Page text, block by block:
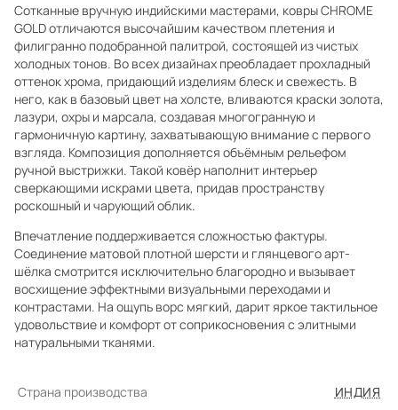
Сотканные вручную индийскими мастерами, ковры CHROME
GOLD отличаются высочайшим качеством плетения и
филигранно подобранной палитрой, состоящей из чистых
холодных тонов. Во всех дизайнах преобладает прохладный
оттенок хрома, придающий изделиям блеск и свежесть. В
него, как в базовый цвет на холсте, вливаются краски золота,
лазури, охры и марсала, создавая многогранную и
гармоничную картину, захватывающую внимание с первого
взгляда. Композиция дополняется объёмным рельефом
ручной выстрижки. Такой ковёр наполнит интерьер
сверкающими искрами цвета, придав пространству
роскошный и чарующий облик.
Впечатление поддерживается сложностью фактуры.
Соединение матовой плотной шерсти и глянцевого арт-
шёлка смотрится исключительно благородно и вызывает
восхищение эффектными визуальными переходами и
контрастами. На ощупь ворс мягкий, дарит яркое тактильное
удовольствие и комфорт от соприкосновения с элитными
натуральными тканями.
Страна производства
ИНДИЯ